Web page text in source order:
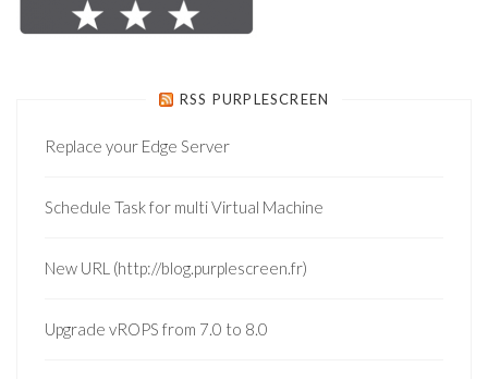
RSS PURPLESCREEN
Replace your Edge Server
Schedule Task for multi Virtual Machine
New URL (http://blog.purplescreen.fr)
Upgrade vROPS from 7.0 to 8.0